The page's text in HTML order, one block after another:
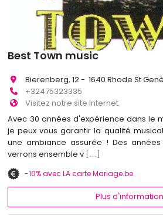
Best Town music
Bierenberg, 12 - 1640 Rhode St
+32475323335
Visitez notre site Internet
Avec 30 années d'expérience dans le
je peux vous garantir la qualité
une ambiance assurée ! Des
verrons ensemble v [...]
-10% avec LA carte Mariage.be
Plus